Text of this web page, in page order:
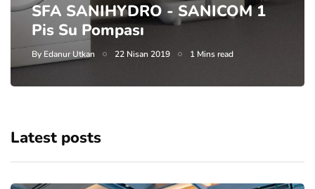
SFA SANIHYDRO - SANICOM 1
Pis Su Pompası
By Edanur Utkan 22 Nisan 2019 1 Mins read
Latest posts